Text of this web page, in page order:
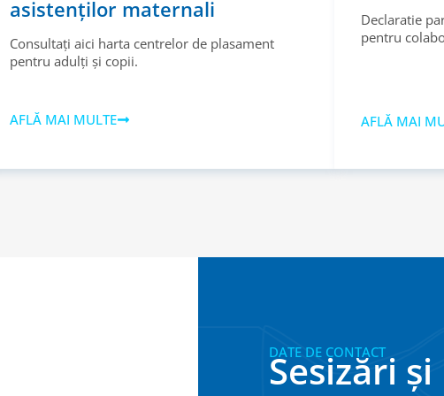
asistenților maternali
Consultați aici harta centrelor de plasament
pentru adulți și copii.
AFLĂ MAI MULTE
Declaratie
pentru
AFLĂ MAI
DATE DE CONTACT
Sesizări și